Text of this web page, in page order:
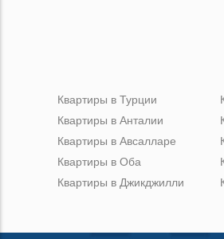
Квартиры в Турции
Квартиры в Анталии
Квартиры в Авсалларе
Квартиры в Оба
Квартиры в Джикджилли